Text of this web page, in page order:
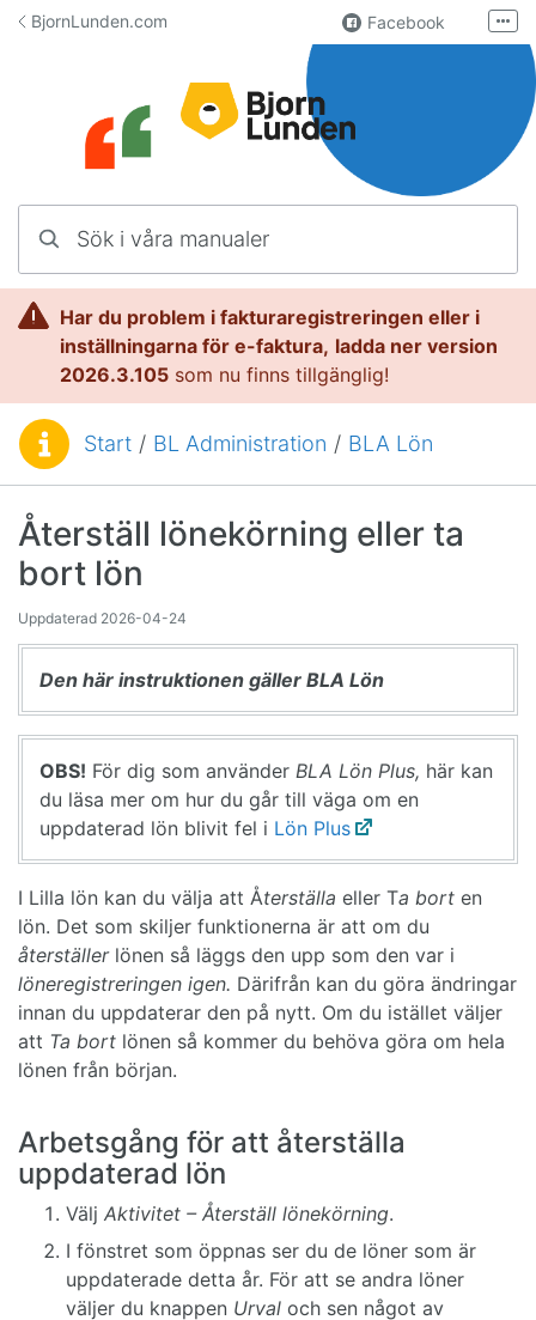
Hoppa till innehåll
BjornLunden.com Facebook
Användargrupp
Kontakta oss
Fler
Har du problem i fakturaregistreringen eller i
inställningarna för e-faktura, ladda ner version
2026.3.105 som nu finns tillgänglig!
Du är här:Start / BL Administration / BLA Lön
Återställ lönekörning eller ta
bort lön
Uppdaterad 2026-04-24
Den här instruktionen gäller BLA Lön
OBS! För dig som använder BLA Lön Plus, här kan
du läsa mer om hur du går till väga om en
uppdaterad lön blivit fel i Lön Plus
I Lilla lön kan du välja att Återställa eller Ta bort en
lön. Det som skiljer funktionerna är att om du
återställer lönen så läggs den upp som den var i
löneregistreringen igen. Därifrån kan du göra ändringar
innan du uppdaterar den på nytt. Om du istället väljer
att Ta bort lönen så kommer du behöva göra om hela
lönen från början.
Arbetsgång för att återställa
uppdaterad lön
Välj Aktivitet – Återställ lönekörning.
I fönstret som öppnas ser du de löner som är
uppdaterade detta år. För att se andra löner
väljer du knappen Urval och sen något av